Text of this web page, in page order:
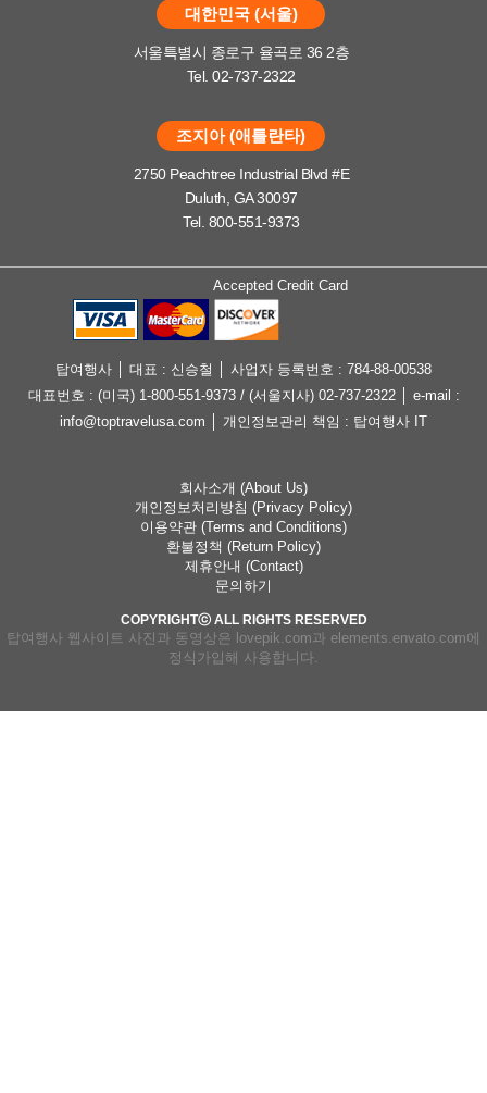
대한민국 (서울)
서울특별시 종로구 율곡로 36 2층
Tel. 02-737-2322
조지아 (애틀란타)
2750 Peachtree Industrial Blvd #E
Duluth, GA 30097
Tel. 800-551-9373
Accepted Credit Card
탑여행사 │ 대표 : 신승철 │ 사업자 등록번호 : 784-88-00538
대표번호 : (미국) 1-800-551-9373 / (서울지사) 02-737-2322 │ e-mail :
info@toptravelusa.com │ 개인정보관리 책임 : 탑여행사 IT
회사소개 (About Us)
개인정보처리방침 (Privacy Policy)
이용약관 (Terms and Conditions)
환불정책 (Return Policy)
제휴안내 (Contact)
문의하기
COPYRIGHTⓒ ALL RIGHTS RESERVED
탑여행사 웹사이트 사진과 동영상은 lovepik.com과 elements.envato.com에
정식가입해 사용합니다.